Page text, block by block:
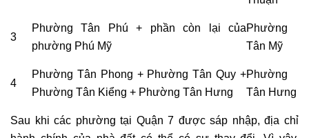
3
Phường Tân Phú + phần còn lại của
phường Phú Mỹ
Phường
Tân Mỹ
4
Phường Tân Phong + Phường Tân Quy +
Phường Tân Kiểng + Phường Tân Hưng
Phường
Tân Hưng
Sau khi các phường tại Quận 7 được sáp nhập, địa chỉ